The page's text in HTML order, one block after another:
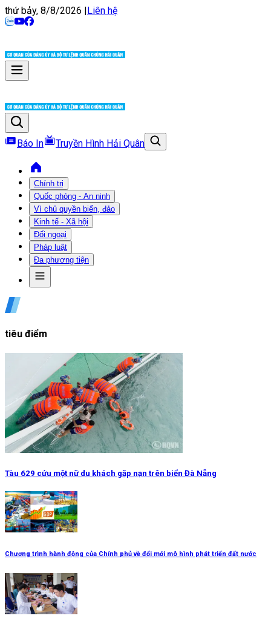
thứ bảy, 8/8/2026 |Liên hệ
Báo In Truyền Hình Hải Quân
Chính trị
Quốc phòng - An ninh
Vì chủ quyền biển, đảo
Kinh tế - Xã hội
Đối ngoại
Pháp luật
Đa phương tiện
tiêu điểm
Tàu 629 cứu một nữ du khách gặp nạn trên biển Đà Nẵng
Chương trình hành động của Chính phủ về đổi mới mô hình phát triển đất nước